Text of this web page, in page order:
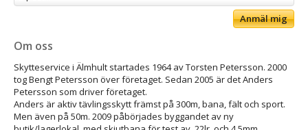
Anmäl mig
Om oss
Skytteservice i Älmhult startades 1964 av Torsten Petersson. 2000
tog Bengt Petersson över företaget. Sedan 2005 är det Anders
Petersson som driver företaget.
Anders är aktiv tävlingsskytt främst på 300m, bana, fält och sport.
Men även på 50m. 2009 påbörjades byggandet av ny